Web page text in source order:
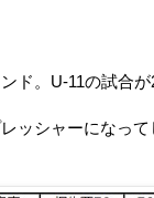
ド。U-11の試合
ッシャーになっ